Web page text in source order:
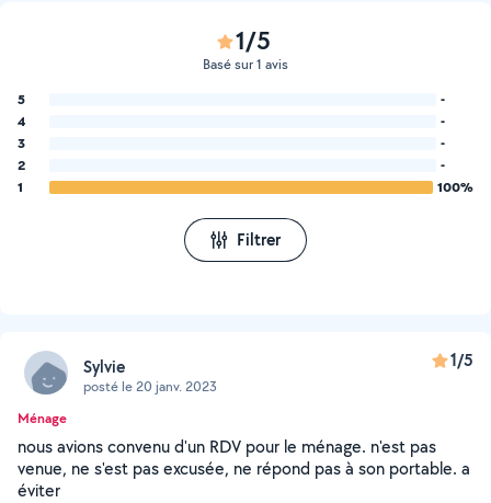
1/5
Basé sur 1 avis
5
-
4
-
3
-
2
-
1
100%
Filtrer
Sylvie
posté le 20 janv. 2023
1/5
Ménage
nous avions convenu d'un RDV pour le ménage. n'est pas
venue, ne s'est pas excusée, ne répond pas à son portable. a
éviter